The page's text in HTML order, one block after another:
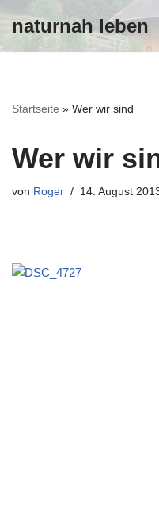
Zum
naturnah leben
Startseite » Wer wir sind
Wer wir
von Roger 14. August